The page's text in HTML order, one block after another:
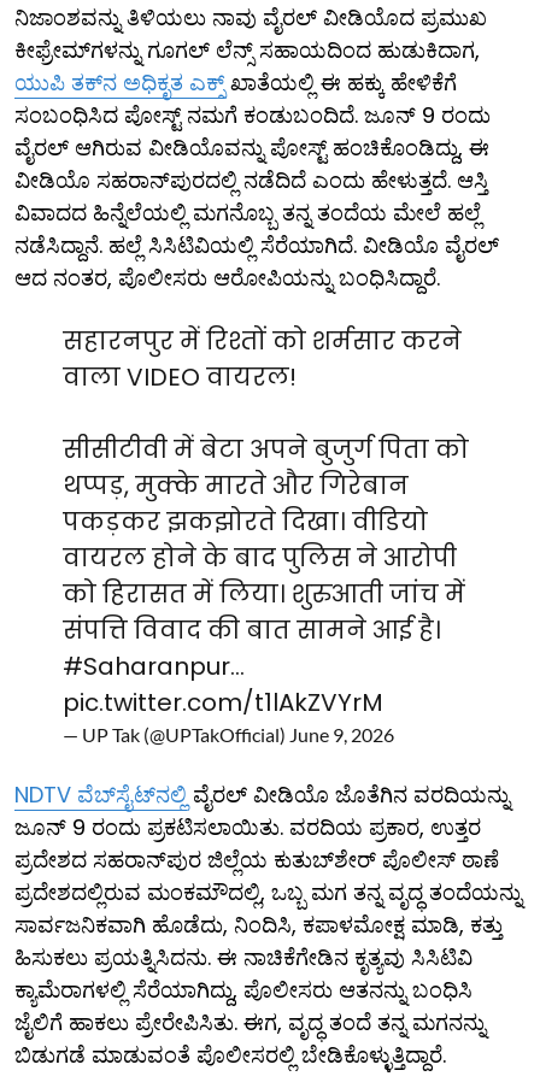
ನಿಜಾಂಶವನ್ನು ತಿಳಿಯಲು ನಾವು ವೈರಲ್ ವೀಡಿಯೊದ ಪ್ರಮುಖ
ಕೀಫ್ರೇಮ್‌ಗಳನ್ನು ಗೂಗಲ್ ಲೆನ್ಸ್ ಸಹಾಯದಿಂದ ಹುಡುಕಿದಾಗ,
ಯುಪಿ ತಕ್​​ನ ಅಧಿಕೃತ ಎಕ್ಸ್ಖಾತೆಯಲ್ಲಿ ಈ ಹಕ್ಕು ಹೇಳಿಕೆಗೆ
ಸಂಬಂಧಿಸಿದ ಪೋಸ್ಟ್ ನಮಗೆ ಕಂಡುಬಂದಿದೆ. ಜೂನ್ 9 ರಂದು
ವೈರಲ್ ಆಗಿರುವ ವೀಡಿಯೊವನ್ನು ಪೋಸ್ಟ್ ಹಂಚಿಕೊಂಡಿದ್ದು, ಈ
ವೀಡಿಯೊ ಸಹರಾನ್‌ಪುರದಲ್ಲಿ ನಡೆದಿದೆ ಎಂದು ಹೇಳುತ್ತದೆ. ಆಸ್ತಿ
ವಿವಾದದ ಹಿನ್ನೆಲೆಯಲ್ಲಿ ಮಗನೊಬ್ಬ ತನ್ನ ತಂದೆಯ ಮೇಲೆ ಹಲ್ಲೆ
ನಡೆಸಿದ್ದಾನೆ. ಹಲ್ಲೆ ಸಿಸಿಟಿವಿಯಲ್ಲಿ ಸೆರೆಯಾಗಿದೆ. ವೀಡಿಯೊ ವೈರಲ್
ಆದ ನಂತರ, ಪೊಲೀಸರು ಆರೋಪಿಯನ್ನು ಬಂಧಿಸಿದ್ದಾರೆ.
सहारनपुर में रिश्तों को शर्मसार करने
वाला VIDEO वायरल!
सीसीटीवी में बेटा अपने बुजुर्ग पिता को
थप्पड़, मुक्के मारते और गिरेबान
पकड़कर झकझोरते दिखा। वीडियो
वायरल होने के बाद पुलिस ने आरोपी
को हिरासत में लिया। शुरुआती जांच में
संपत्ति विवाद की बात सामने आई है।
#Saharanpur…
pic.twitter.com/t1lAkZVYrM
— UP Tak (@UPTakOfficial) June 9, 2026
NDTV ವೆಬ್‌ಸೈಟ್‌ನಲ್ಲಿ ವೈರಲ್ ವೀಡಿಯೊ ಜೊತೆಗಿನ ವರದಿಯನ್ನು
ಜೂನ್ 9 ರಂದು ಪ್ರಕಟಿಸಲಾಯಿತು. ವರದಿಯ ಪ್ರಕಾರ, ಉತ್ತರ
ಪ್ರದೇಶದ ಸಹರಾನ್‌ಪುರ ಜಿಲ್ಲೆಯ ಕುತುಬ್‌ಶೇರ್ ಪೊಲೀಸ್ ಠಾಣೆ
ಪ್ರದೇಶದಲ್ಲಿರುವ ಮಂಕಮೌದಲ್ಲಿ, ಒಬ್ಬ ಮಗ ತನ್ನ ವೃದ್ಧ ತಂದೆಯನ್ನು
ಸಾರ್ವಜನಿಕವಾಗಿ ಹೊಡೆದು, ನಿಂದಿಸಿ, ಕಪಾಳಮೋಕ್ಷ ಮಾಡಿ, ಕತ್ತು
ಹಿಸುಕಲು ಪ್ರಯತ್ನಿಸಿದನು. ಈ ನಾಚಿಕೆಗೇಡಿನ ಕೃತ್ಯವು ಸಿಸಿಟಿವಿ
ಕ್ಯಾಮೆರಾಗಳಲ್ಲಿ ಸೆರೆಯಾಗಿದ್ದು, ಪೊಲೀಸರು ಆತನನ್ನು ಬಂಧಿಸಿ
ಜೈಲಿಗೆ ಹಾಕಲು ಪ್ರೇರೇಪಿಸಿತು. ಈಗ, ವೃದ್ಧ ತಂದೆ ತನ್ನ ಮಗನನ್ನು
ಬಿಡುಗಡೆ ಮಾಡುವಂತೆ ಪೊಲೀಸರಲ್ಲಿ ಬೇಡಿಕೊಳ್ಳುತ್ತಿದ್ದಾರೆ.